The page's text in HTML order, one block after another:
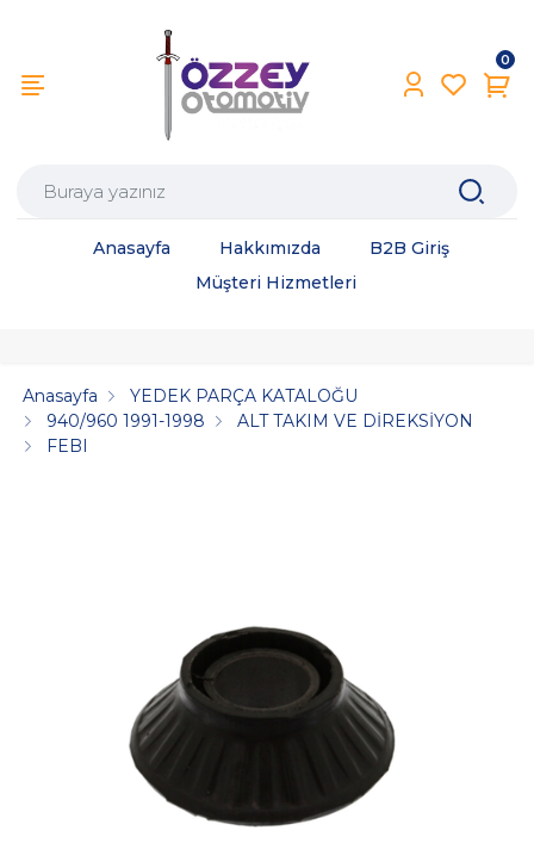
0
Anasayfa Hakkımızda
B2B Giriş
Müşteri Hizmetleri
Anasayfa
YEDEK PARÇA KATALOĞU
940/960 1991-1998
ALT TAKIM VE DİREKSİYON
FEBI